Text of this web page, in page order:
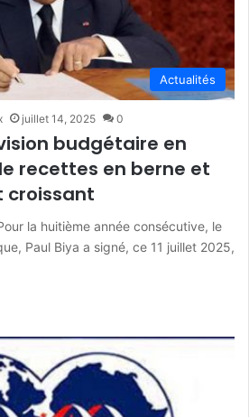
Actualités
juillet 14, 2025 0
budgétaire en
recettes en berne et
croissant
la huitième année consécutive, le
Paul Biya a signé, ce 11 juillet 2025,